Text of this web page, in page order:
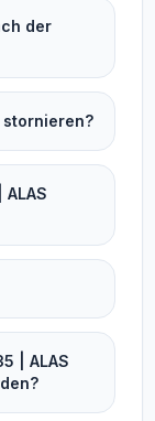
der
stornieren?
| ALAS